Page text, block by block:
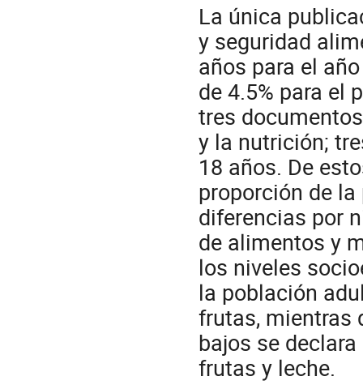
La única
y seguridad
años para el
de 4.5% para el
tres
y la nutrición;
18 años. De
proporción de
diferencias por
de alimentos y
los niveles
la población
frutas, mientras
bajos se
frutas y leche.